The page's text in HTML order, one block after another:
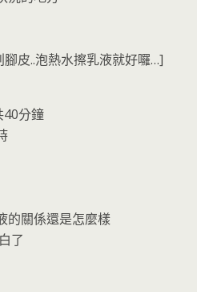
皮..泡熱水擦乳液就好囉…]
40分鐘
的關係還是怎麼樣
了